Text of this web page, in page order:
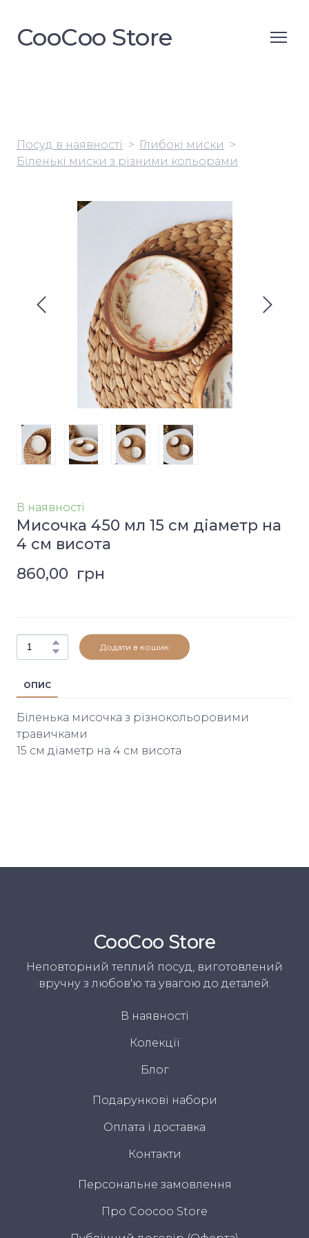
CooСoo Store
Посуд в наявності
Глибокі миски
Біленькі миски з різними кольорами
В наявності
Мисочка 450 мл 15 см діаметр на
4 см висота
860,00  грн
Додати в кошик
ОПИС
Біленька мисочка з різнокольоровими
травичками
15 см діаметр на 4 см висота
CooСoo Store
Неповторний теплий посуд, виготовлений
вручну з любов'ю та увагою до деталей.
В наявності
Колекції
Блог
Подарункові набори
Оплата і доставка
Контакти
Персональне замовлення
Про Coocoo Store